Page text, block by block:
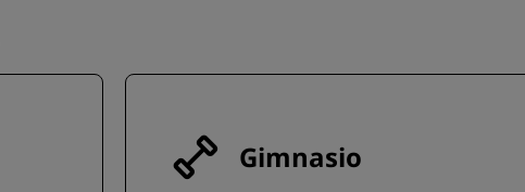
Gimnasio